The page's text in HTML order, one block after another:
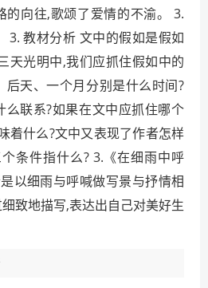
的向往,歌颂了爱情的不渝。 3.
3. 教材分析 文中的假如是假如
天光明中,我们应抓住假如中的
后天、一个月分别是什么时间?
么联系?如果在文中应抓住哪个
着什么?文中又表现了作者怎样
条件指什么? 3.《在细雨中呼
以细雨与呼喊做写景与抒情相
致地描写,表达出自己对美好生